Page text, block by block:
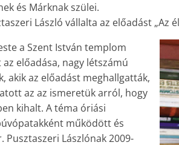
és Márknak szülei.
László vállalta az előadást „Az
a Szent István templom
előadása, nagy létszámú
akik az előadást meghallgatták,
az az ismeretük arról, hogy
kihalt. A téma óriási
működött és
Pusztaszeri Lászlónak 2009-